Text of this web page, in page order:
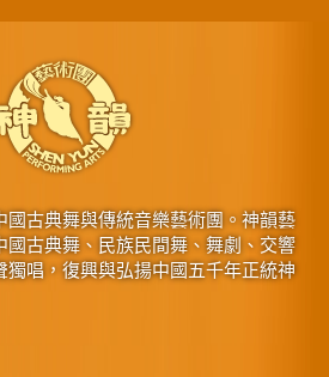
古典舞與傳統音樂藝術團。神韻藝
古典舞、民族民間舞、舞劇、交響
唱，復興與弘揚中國五千年正統神